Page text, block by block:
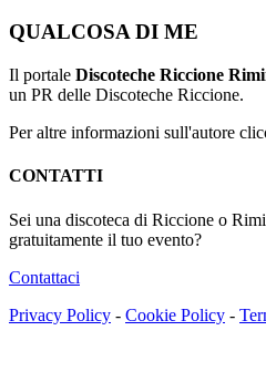
QUALCOSA DI ME
Il portale Discoteche Riccione
un PR delle Discoteche Riccione.
Per altre informazioni sull'autore
CONTATTI
Sei una discoteca di Riccione o
gratuitamente il tuo evento?
Contattaci
Privacy Policy - Cookie Policy -